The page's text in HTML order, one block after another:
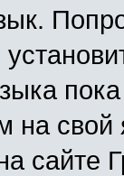
на
сайте